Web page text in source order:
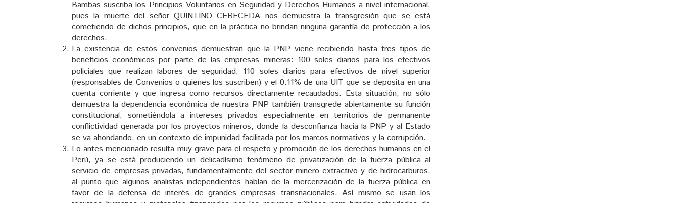
Bambas suscriba los Principios Voluntarios en Seguridad y Derechos Humanos a nivel internacional,
pues la muerte del señor QUINTINO CERECEDA nos demuestra la transgresión que se está
cometiendo de dichos principios, que en la práctica no brindan ninguna garantía de protección a los
derechos.
La existencia de estos convenios demuestran que la PNP viene recibiendo hasta tres tipos de
beneficios económicos por parte de las empresas mineras: 100 soles diarios para los efectivos
policiales que realizan labores de seguridad; 110 soles diarios para efectivos de nivel superior
(responsables de Convenios o quienes los suscriben) y el 0.11% de una UIT que se deposita en una
cuenta corriente y que ingresa como recursos directamente recaudados. Esta situación, no sólo
demuestra la dependencia económica de nuestra PNP también transgrede abiertamente su función
constitucional, sometiéndola a intereses privados especialmente en territorios de permanente
conflictividad generada por los proyectos mineros, donde la desconfianza hacia la PNP y al Estado
se va ahondando, en un contexto de impunidad facilitada por los marcos normativos y la corrupción.
Lo antes mencionado resulta muy grave para el respeto y promoción de los derechos humanos en el
Perú, ya se está produciendo un delicadísimo fenómeno de privatización de la fuerza pública al
servicio de empresas privadas, fundamentalmente del sector minero extractivo y de hidrocarburos,
al punto que algunos analistas independientes hablan de la mercerización de la fuerza pública en
favor de la defensa de interés de grandes empresas transnacionales. Así mismo se usan los